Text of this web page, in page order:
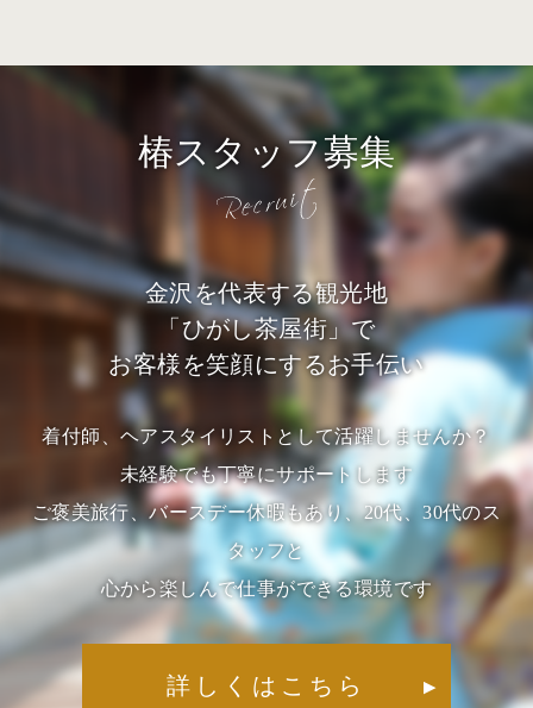
椿スタッフ募集
金沢を代表する観光地
「ひがし茶屋街」で
お客様を笑顔にするお手伝い
着付師、ヘアスタイリストとして活躍しませんか？
未経験でも丁寧にサポートします
ご褒美旅行、バースデー休暇もあり、20代、30代のス
タッフと
心から楽しんで仕事ができる環境です
詳しくはこちら ▶︎